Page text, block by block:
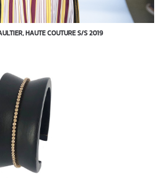
HAUTE COUTURE S/S 2019